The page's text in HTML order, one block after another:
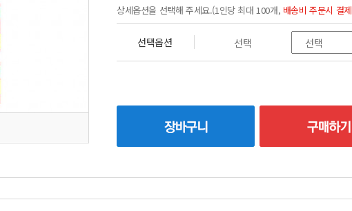
상세옵션을 선택해 주세요.(1인당 최대 100개, 배송비 주문시 결제
선택옵션 선택